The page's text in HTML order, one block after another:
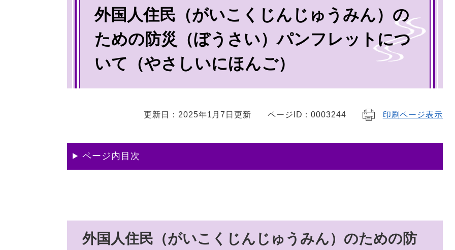
外国人住民（がいこくじんじゅうみん）の
ための防災（ぼうさい）パンフレットにつ
いて（やさしいにほんご）
更新日：2025年1月7日更新 ページID：0003244 印刷ページ表示
ページ内目次
外国人住民（がいこくじんじゅうみん）のための防